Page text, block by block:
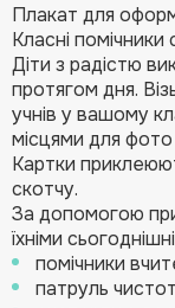
Плакат для
Класні
Діти з радістю
протягом дня.
учнів у вашому
місцями для
Картки
скотчу.
За допомогою
їхніми
помічники
патруль